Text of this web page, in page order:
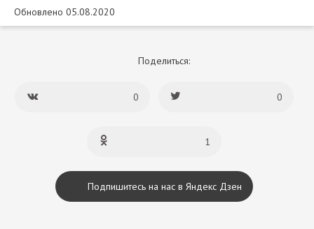
Обновлено 05.08.2020
Поделиться:
0 0
1
Подпишитесь на нас в Яндекс Дзен